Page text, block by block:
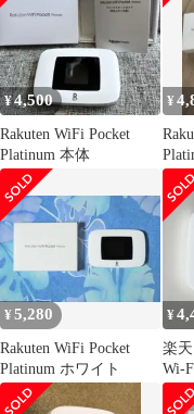
¥4,500
Rakuten WiFi Pocket
Platinum 本体
¥
¥5,280
Rakuten WiFi Pocket
Platinum ホワイト
¥
楽
Wi-
ー